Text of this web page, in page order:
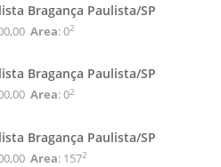
Bragança Paulista/SP
Area: 02
Bragança Paulista/SP
Area: 02
Bragança Paulista/SP
Area: 1572